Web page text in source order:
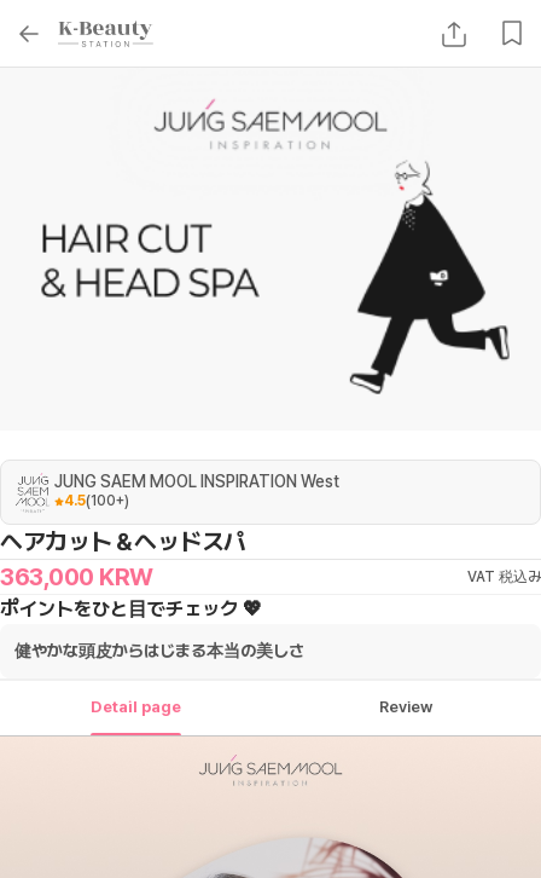
JUNG SAEM MOOL INSPIRATION West
4.5(100+)
ヘアカット＆ヘッドスパ
363,000 KRW VAT 税込み
ポイントをひと目でチェック 💖
健やかな頭皮からはじまる本当の美しさ
Detail page Review